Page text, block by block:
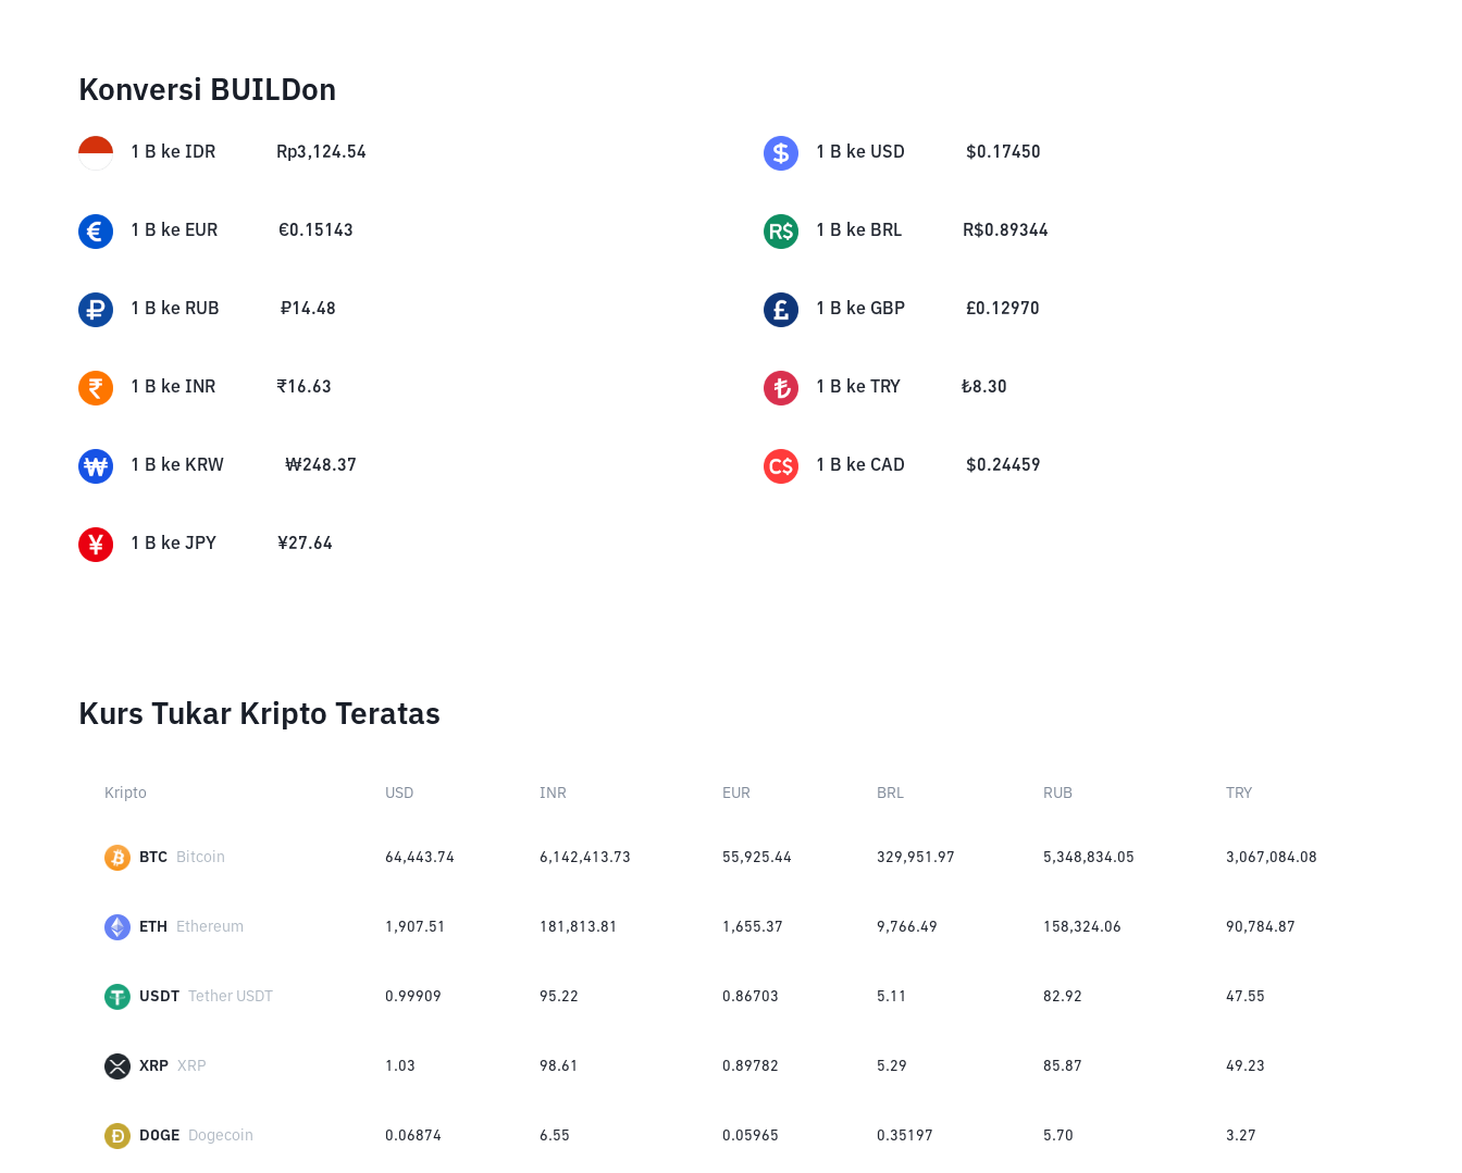
Konversi BUILDon
1 B ke IDR Rp3,124.54 1 B ke USD $0.17450
1 B ke EUR €0.15143 1 B ke BRL R$0.89344
1 B ke RUB ₽14.48 1 B ke GBP £0.12970
1 B ke INR ₹16.63 1 B ke TRY ₺8.30
1 B ke KRW ₩248.37 1 B ke CAD $0.24459
1 B ke JPY ¥27.64
Kurs Tukar Kripto Teratas
Kripto USD INR EUR BRL RUB TRY
BTC Bitcoin 64,443.74 6,142,413.73 55,925.44 329,951.97 5,348,834.05 3,067,084.08
ETH Ethereum 1,907.51 181,813.81 1,655.37 9,766.49 158,324.06 90,784.87
USDT Tether USDT 0.99909 95.22 0.86703 5.11 82.92 47.55
XRP XRP 1.03 98.61 0.89782 5.29 85.87 49.23
DOGE Dogecoin 0.06874 6.55 0.05965 0.35197 5.70 3.27